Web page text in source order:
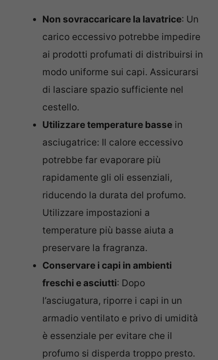
Non sovraccaricare la lavatrice: Un
carico eccessivo potrebbe impedire
ai prodotti profumati di distribuirsi in
modo uniforme sui capi. Assicurarsi
di lasciare spazio sufficiente nel
cestello.
Utilizzare temperature basse in
asciugatrice: Il calore eccessivo
potrebbe far evaporare più
rapidamente gli oli essenziali,
riducendo la durata del profumo.
Utilizzare impostazioni a
temperature più basse aiuta a
preservare la fragranza.
Conservare i capi in ambienti
freschi e asciutti: Dopo
l’asciugatura, riporre i capi in un
armadio ventilato e privo di umidità
è essenziale per evitare che il
profumo si disperda troppo presto.